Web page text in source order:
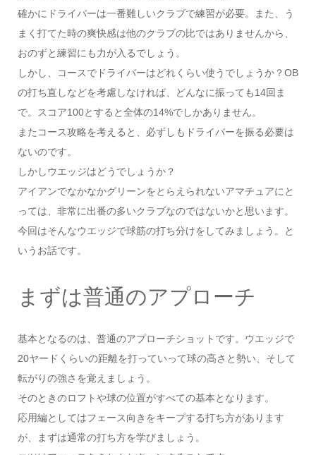
確かにドライバーは一番難しいクラブで練習が必要。また、う
まく打てた時の爽快感は他のクラブの比ではありませんから、
おのずと練習にも力が入るでしょう。
しかし、コースでドライバーはどれくらい使うでしょうか？OB
の打ち直しなどを考慮しなければ、どんなに振っても14回ま
で。スコア100とすると全体の14%でしかありません。
またコース攻略を考えると、必ずしもドライバーを振る必要は
ないのです。
しかしウエッジはどうでしょうか？
アイアンでなかなかグリーンをとらえられないアマチュアにと
っては、非常に出番の多いクラブなのではないかと思います。
今回はそんなウエッジで球筋の打ち分けをしてみましょう。と
いうお話です。
まずは普通のアプローチ
基本となるのは、普通のアプローチショットです。ウエッジで
20ヤードくらいの距離を打っていって球の高さと勢い、そして
転がりの強さを覚えましょう。
そのときのロフトや球の位置がすべての基本となります。
応用編としてはフェース向きをキープする打ち方があります
が、まずは通常の打ち方を学びましょう。